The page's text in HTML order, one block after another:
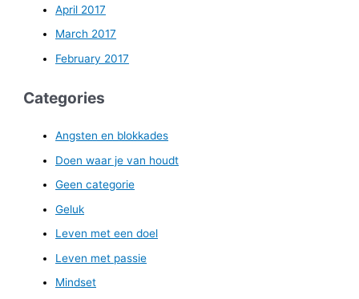
April 2017
March 2017
February 2017
Categories
Angsten en blokkades
Doen waar je van houdt
Geen categorie
Geluk
Leven met een doel
Leven met passie
Mindset